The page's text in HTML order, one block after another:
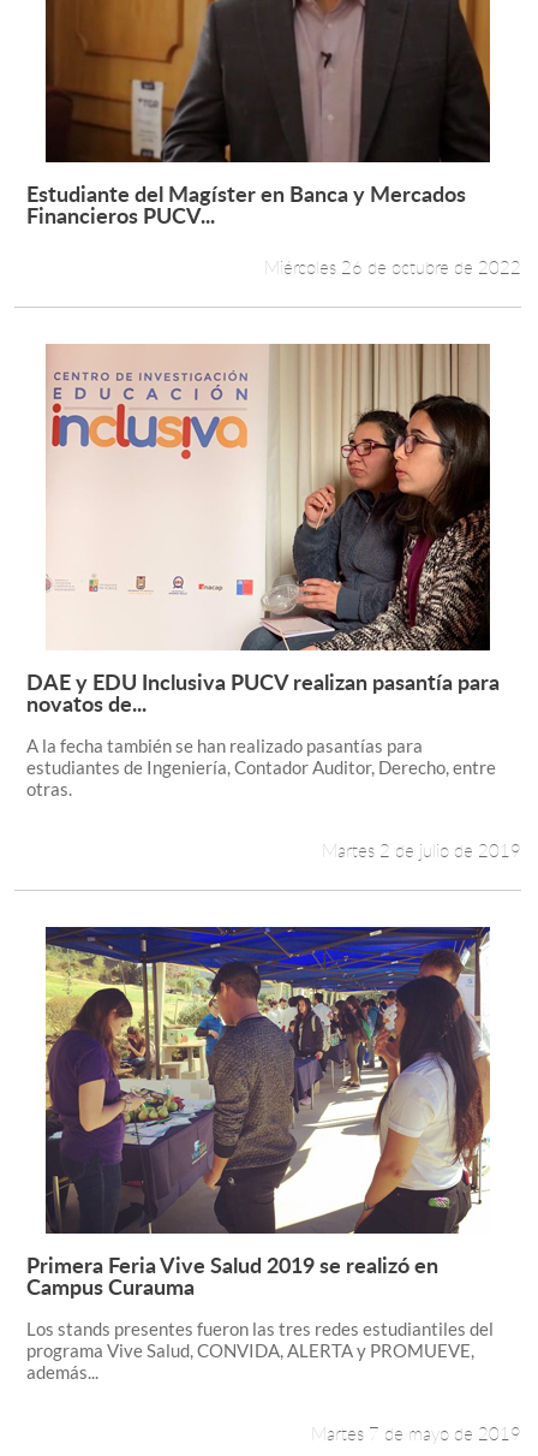
Leer más +
Estudiante del Magíster en Banca y Mercados
Financieros PUCV...
Miércoles 26 de octubre de 2022
Leer más +
DAE y EDU Inclusiva PUCV realizan pasantía para
novatos de...
A la fecha también se han realizado pasantías para
estudiantes de Ingeniería, Contador Auditor, Derecho, entre
otras.
Martes 2 de julio de 2019
Leer más +
Primera Feria Vive Salud 2019 se realizó en
Campus Curauma
Los stands presentes fueron las tres redes estudiantiles del
programa Vive Salud, CONVIDA, ALERTA y PROMUEVE,
además...
Martes 7 de mayo de 2019